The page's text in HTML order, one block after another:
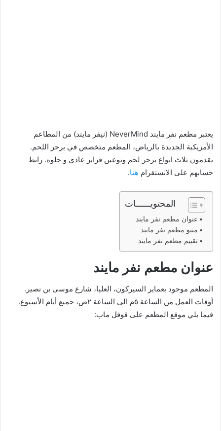
يعتبر مطعم نفر مايند NeverMind (نيڤر مايند) من المطاعم
الأمريكية الجديدة بالرياض، المطعم متخصص في برجر اللحم.
يقدمون ثلاث انواع برجر لحم ونوعين فرايز عادي و حلوه. رابط
حسابهم على الانستقرام هنا.
المحتويــــــات
عنوان مطعم نفر مايند
منيو مطعم نفر مايند
تقييم مطعم نفر مايند
عنوان مطعم نفر مايند
المطعم موجود بعماير السيركون، العليا، شارع موسى بن نصير.
أوقات العمل من الساعة ٥م الى الساعة ٢ص، جميع أيام الأسبوع.
فيما يلي موقع المطعم على قوقل ماب: